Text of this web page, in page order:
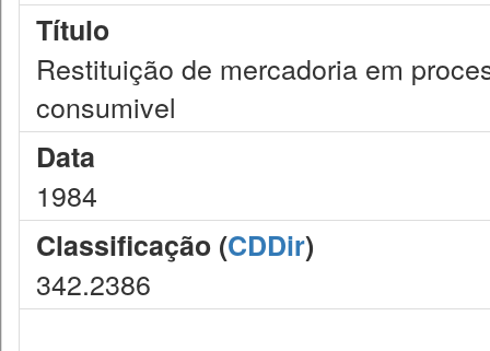
Título
Restituição de mercadoria em
consumivel
Data
1984
Classificação (CDDir)
342.2386